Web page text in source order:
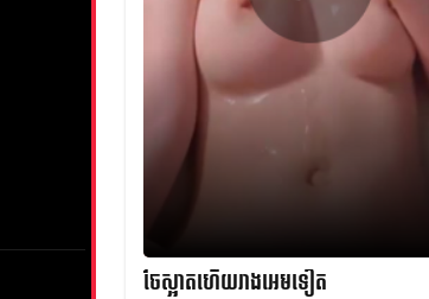
ចែស្អាតហើយរាងអេមទៀត